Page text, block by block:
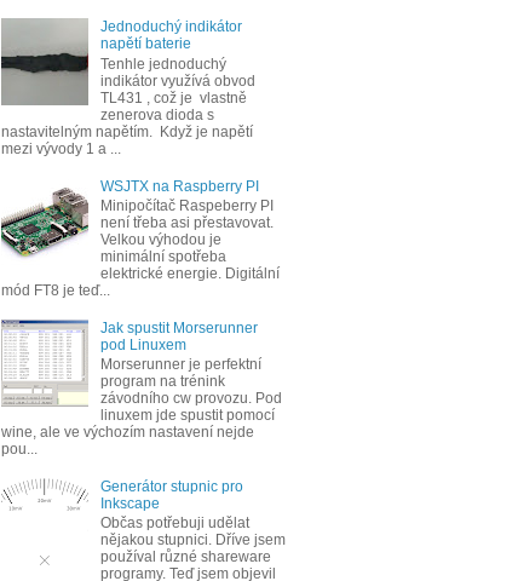
Jednoduchý indikátor
napětí baterie
Tenhle jednoduchý
indikátor využívá obvod
TL431 , což je vlastně
zenerova dioda s
nastavitelným napětím. Když je napětí
mezi vývody 1 a ...
WSJTX na Raspberry PI
Minipočítač Raspeberry PI
není třeba asi přestavovat.
Velkou výhodou je
minimální spotřeba
elektrické energie. Digitální
mód FT8 je teď...
Jak spustit Morserunner
pod Linuxem
Morserunner je perfektní
program na trénink
závodního cw provozu. Pod
linuxem jde spustit pomocí
wine, ale ve výchozím nastavení nejde
pou...
Generátor stupnic pro
Inkscape
Občas potřebuji udělat
nějakou stupnici. Dříve jsem
používal různé shareware
programy. Teď jsem objevil